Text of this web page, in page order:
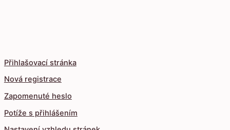
Přihlašovací stránka
Nová registrace
Zapomenuté heslo
Potíže s přihlášením